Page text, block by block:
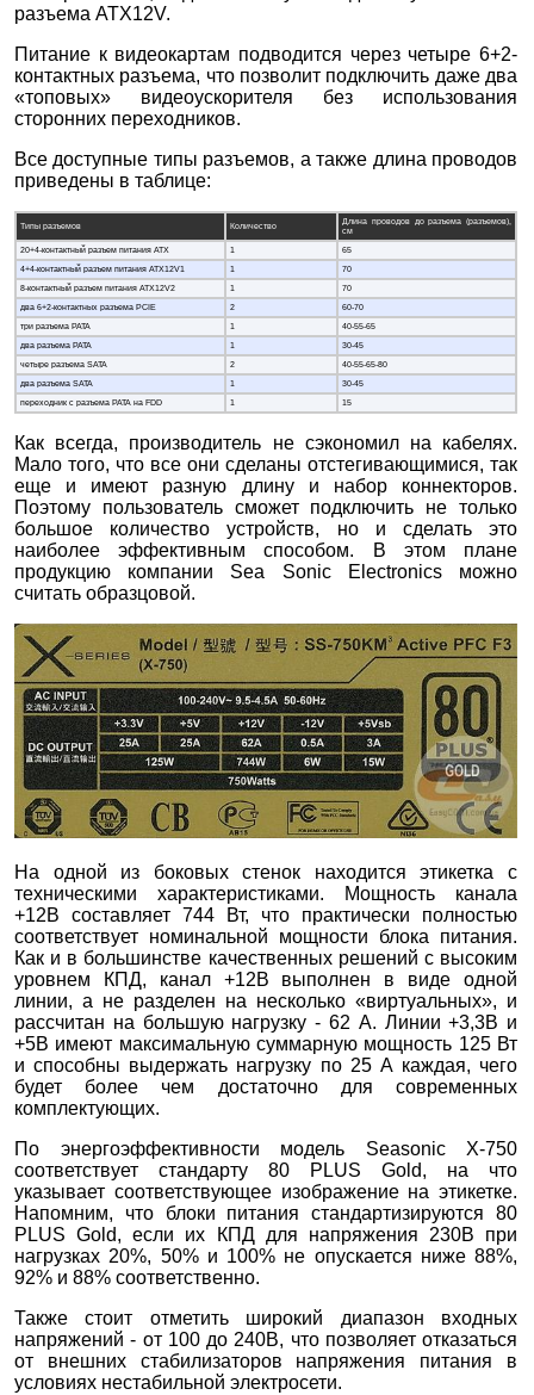
разъема ATX12V.
Питание к видеокартам подводится через четыре 6+2-
контактных разъема, что позволит подключить даже два
«топовых» видеоускорителя без использования
сторонних переходников.
Все доступные типы разъемов, а также длина проводов
приведены в таблице:
Типы разъемов Количество
Длина проводов до разъема (разъемов),
см
20+4-контактный разъем питания ATX
1
65
4+4-контактный разъем питания ATX12V1
1
70
8-контактный разъем питания ATX12V2
1
70
два 6+2-контактных разъема PCIE
2
60-70
три разъема PATA
1
40-55-65
два разъема PATA
1
30-45
четыре разъема SATA
2
40-55-65-80
два разъема SATA
1
30-45
переходник с разъема PATA на FDD
1 15
Как всегда, производитель не сэкономил на кабелях.
Мало того, что все они сделаны отстегивающимися, так
еще и имеют разную длину и набор коннекторов.
Поэтому пользователь сможет подключить не только
большое количество устройств, но и сделать это
наиболее эффективным способом. В этом плане
продукцию компании Sea Sonic Electronics можно
считать образцовой.
На одной из боковых стенок находится этикетка с
техническими характеристиками. Мощность канала
+12В составляет 744 Вт, что практически полностью
соответствует номинальной мощности блока питания.
Как и в большинстве качественных решений с высоким
уровнем КПД, канал +12В выполнен в виде одной
линии, а не разделен на несколько «виртуальных», и
рассчитан на большую нагрузку - 62 А. Линии +3,3В и
+5В имеют максимальную суммарную мощность 125 Вт
и способны выдержать нагрузку по 25 А каждая, чего
будет более чем достаточно для современных
комплектующих.
По энергоэффективности модель Seasonic X-750
соответствует стандарту 80 PLUS Gold, на что
указывает соответствующее изображение на этикетке.
Напомним, что блоки питания стандартизируются 80
PLUS Gold, если их КПД для напряжения 230В при
нагрузках 20%, 50% и 100% не опускается ниже 88%,
92% и 88% соответственно.
Также стоит отметить широкий диапазон входных
напряжений - от 100 до 240В, что позволяет отказаться
от внешних стабилизаторов напряжения питания в
условиях нестабильной электросети.